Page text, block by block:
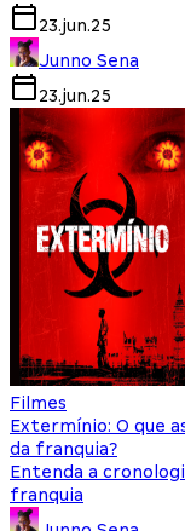
23.jun.25
Junno Sena
23.jun.25
Filmes
Extermínio: O que
da franquia?
Entenda a
franquia